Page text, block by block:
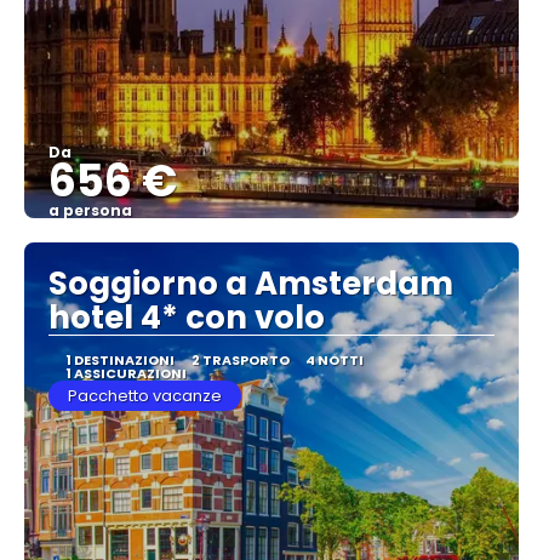
Da
656 €
a persona
Vedere
Soggiorno a Amsterdam
hotel 4* con volo
1 DESTINAZIONI 2 TRASPORTO 4 NOTTI
1 ASSICURAZIONI
Pacchetto vacanze